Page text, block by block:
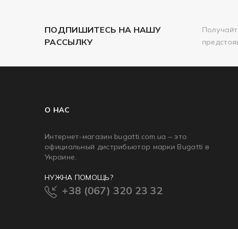
ПОДПИШИТЕСЬ НА НАШУ
РАССЫЛКУ
О НАС
Интернет-магазин bugatti.com.ua – это
официальный дистрибьютор марки Bugatti в
Украине.
НУЖНА ПОМОЩЬ?
+38 (067) 320 23 32